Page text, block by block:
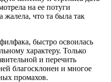
на ее потуги
жалела, что та была так
быстро освоилась
характеру. Только
и перечить
благосклонен и многое
промахов.